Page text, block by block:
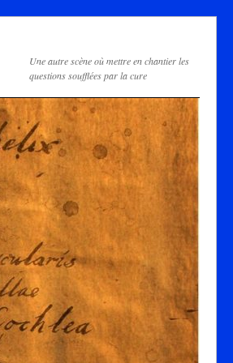
Une autre scène où mettre en chantier les
questions soufflées par la cure